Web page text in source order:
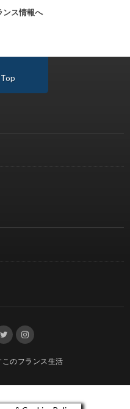
このフランス生活